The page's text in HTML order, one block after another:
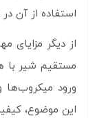
استفاده از آن
از دیگر مزایای
مستقیم شیر با
ورود
این موضوع،